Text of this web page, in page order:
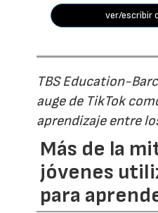
ver/escribir
TBS Education-
auge de TikTok
aprendizaje entre
Más de la
jóvenes
para